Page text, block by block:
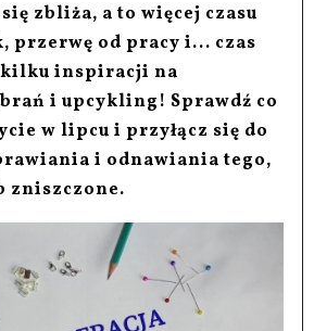
zbliża, a to więcej czasu
przerwę od pracy i... czas
kilku inspiracji na
i upcykling! Sprawdź co
w lipcu i przyłącz się do
i odnawiania tego,
zniszczone.